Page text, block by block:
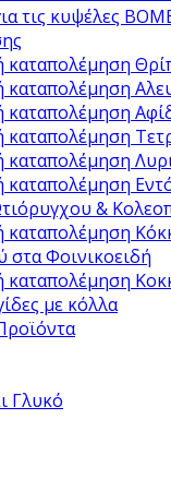
τις κυψέλες
καταπολέμηση
καταπολέμηση
καταπολέμηση
καταπολέμηση
καταπολέμηση
καταπολέμηση
&
καταπολέμηση
στα Φοινικοειδή
καταπολέμηση
με κόλλα
Γλυκό